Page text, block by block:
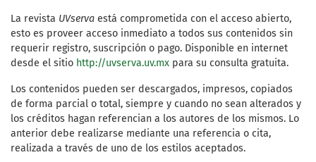
La revista UVserva está comprometida con el acceso abierto,
esto es proveer acceso inmediato a todos sus contenidos sin
requerir registro, suscripción o pago. Disponible en internet
desde el sitio http://uvserva.uv.mx para su consulta gratuita.
Los contenidos pueden ser descargados, impresos, copiados
de forma parcial o total, siempre y cuando no sean alterados y
los créditos hagan referencian a los autores de los mismos. Lo
anterior debe realizarse mediante una referencia o cita,
realizada a través de uno de los estilos aceptados.